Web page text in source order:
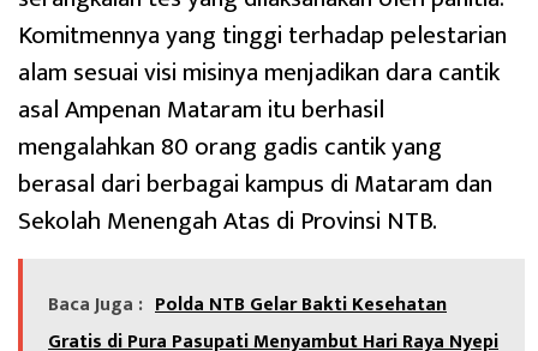
Komitmennya yang tinggi terhadap pelestarian
alam sesuai visi misinya menjadikan dara cantik
asal Ampenan Mataram itu berhasil
mengalahkan 80 orang gadis cantik yang
berasal dari berbagai kampus di Mataram dan
Sekolah Menengah Atas di Provinsi NTB.
Baca Juga : Polda NTB Gelar Bakti Kesehatan
Gratis di Pura Pasupati Menyambut Hari Raya Nyepi